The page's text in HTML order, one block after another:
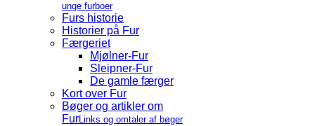
unge furboer
Furs historie
Historier på Fur
Færgeriet
Mjølner-Fur
Sleipner-Fur
De gamle færger
Kort over Fur
Bøger og artikler om
FurLinks og omtaler af bøger